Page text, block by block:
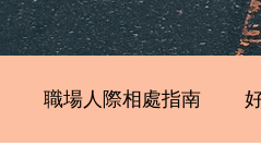
職場人際相處指南